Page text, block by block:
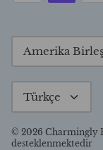
Para
birimi
Amerika
Dil
Türkçe
© 2026 Charmingly
desteklenmektedir